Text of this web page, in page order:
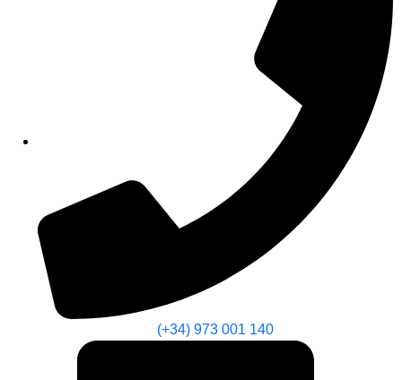
(+34) 973 001 140